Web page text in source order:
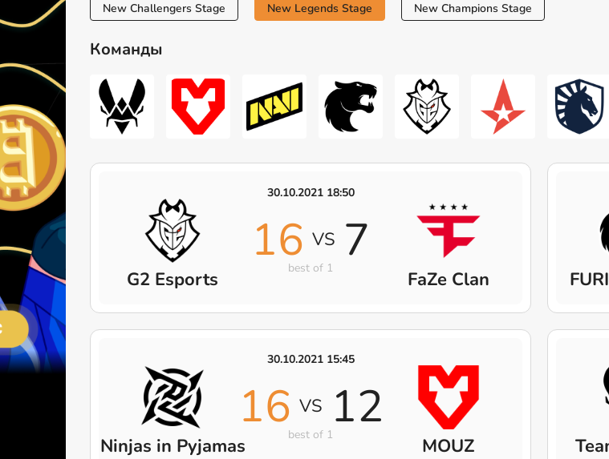
New Challengers Stage New Legends Stage New Champions Stage
Команды
30.10.2021 18:50
G2 Esports
16 VS 7
best of 1 FaZe Clan
30.10.2021 15:45
Ninjas in Pyjamas
16 VS 12
best of 1 MOUZ